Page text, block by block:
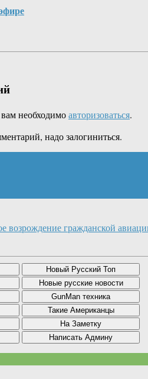
необходимоавторизоваться.
надо залогиниться.
возрождение гражданской